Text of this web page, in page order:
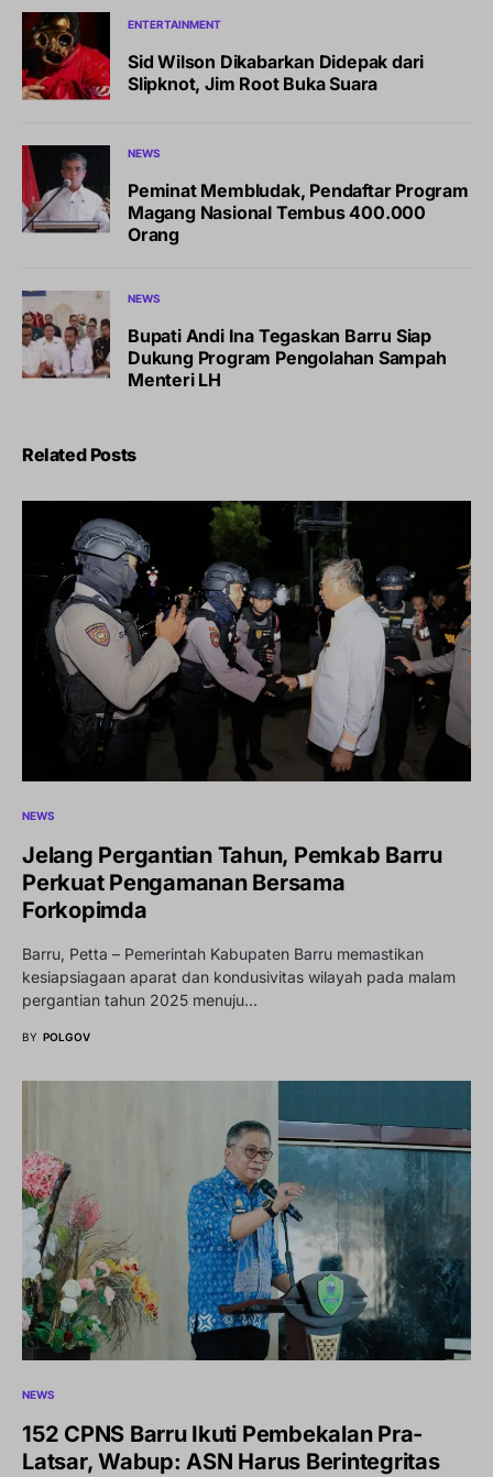
ENTERTAINMENT
Sid Wilson Dikabarkan Didepak dari
Slipknot, Jim Root Buka Suara
NEWS
Peminat Membludak, Pendaftar Program
Magang Nasional Tembus 400.000
Orang
NEWS
Bupati Andi Ina Tegaskan Barru Siap
Dukung Program Pengolahan Sampah
Menteri LH
Related Posts
NEWS
Jelang Pergantian Tahun, Pemkab Barru
Perkuat Pengamanan Bersama
Forkopimda
Barru, Petta – Pemerintah Kabupaten Barru memastikan
kesiapsiagaan aparat dan kondusivitas wilayah pada malam
pergantian tahun 2025 menuju…
BY POLGOV
NEWS
152 CPNS Barru Ikuti Pembekalan Pra-
Latsar, Wabup: ASN Harus Berintegritas